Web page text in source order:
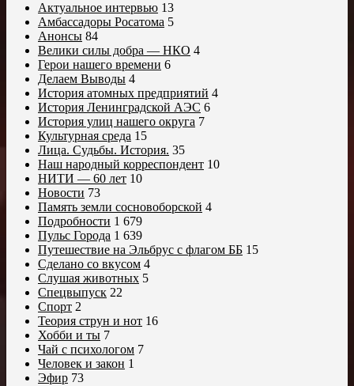
Актуальное интервью 13
Амбассадоры Росатома 5
Анонсы 84
Велики силы добра — НКО 4
Герои нашего времени 6
Делаем Выводы 4
История атомных предприятий 4
История Ленинградской АЭС 6
История улиц нашего округа 7
Культурная среда 15
Лица. Судьбы. История. 35
Наш народный корреспондент 10
НИТИ — 60 лет 10
Новости 73
Память земли сосновоборской 4
Подробности 1 679
Пульс Города 1 639
Путешествие на Эльбрус с флагом ББ 15
Сделано со вкусом 4
Слушая животных 5
Спецвыпуск 22
Спорт 2
Теория струн и нот 16
Хобби и ты 7
Чай с психологом 7
Человек и закон 1
Эфир 73